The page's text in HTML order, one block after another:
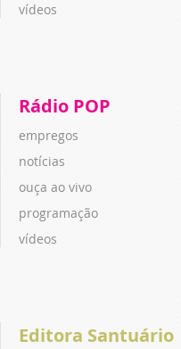
vídeos
Rádio POP
empregos
notícias
ouça ao vivo
programação
vídeos
Editora Santuário